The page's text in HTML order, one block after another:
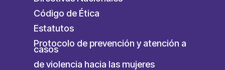
Código de Ética
Estatutos
Protocolo de prevención y atención a
casos
de violencia hacia las mujeres